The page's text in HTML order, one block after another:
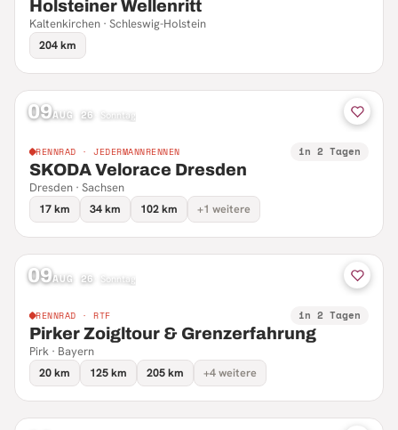
Holsteiner Wellenritt
Kaltenkirchen · Schleswig-Holstein
204 km
09AUG 26 Sonntag
RENNRAD · JEDERMANNRENNEN in 2 Tagen
SKODA Velorace Dresden
Dresden · Sachsen
17 km
34 km 102 km +1 weitere
09AUG 26 Sonntag
RENNRAD · RTF in 2 Tagen
Pirker Zoigltour & Grenzerfahrung
Pirk · Bayern
20 km
125 km 205 km +4 weitere